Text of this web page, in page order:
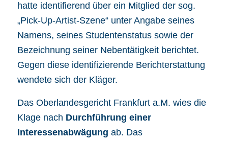
hatte identifierend über ein Mitglied der sog.
„Pick-Up-Artist-Szene“ unter Angabe seines
Namens, seines Studentenstatus sowie der
Bezeichnung seiner Nebentätigkeit berichtet.
Gegen diese identifizierende Berichterstattung
wendete sich der Kläger.
Das Oberlandesgericht Frankfurt a.M. wies die
Klage nach Durchführung einer
Interessenabwägung ab. Das